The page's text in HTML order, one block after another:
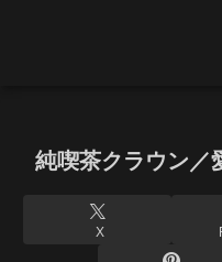
純喫茶クラウン／
X